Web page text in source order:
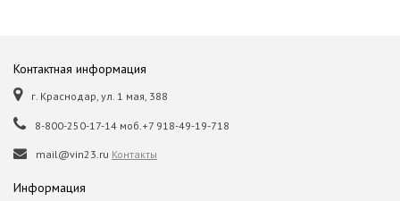
Контактная информация
г. Краснодар, ул. 1 мая, 388
8-800-250-17-14 моб.+7 918-49-19-718
mail@vin23.ru Контакты
Информация